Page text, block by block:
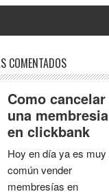
COMENTADOS
Como cancelar
una membresia
en clickbank
Hoy en día ya es muy
común vender
membresías en